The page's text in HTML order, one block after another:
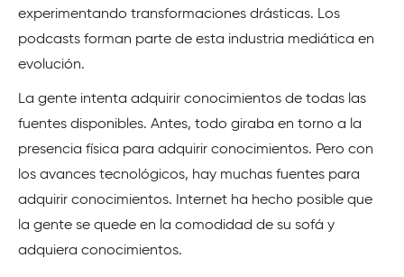
experimentando transformaciones drásticas. Los
podcasts forman parte de esta industria mediática en
evolución.
La gente intenta adquirir conocimientos de todas las
fuentes disponibles. Antes, todo giraba en torno a la
presencia física para adquirir conocimientos. Pero con
los avances tecnológicos, hay muchas fuentes para
adquirir conocimientos. Internet ha hecho posible que
la gente se quede en la comodidad de su sofá y
adquiera conocimientos.